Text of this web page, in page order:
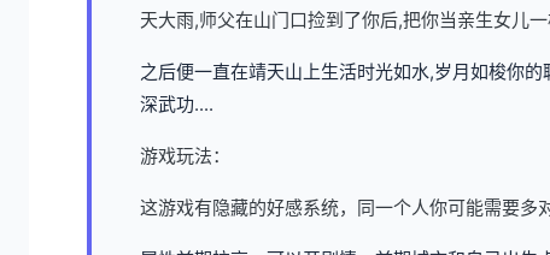
天大雨,师父在山门口捡到了你后,把你当亲生女儿一
之后便一直在靖天山上生活时光如水,岁月如梭你
深武功....
游戏玩法：
这游戏有隐藏的好感系统，同一个人你可能需要多